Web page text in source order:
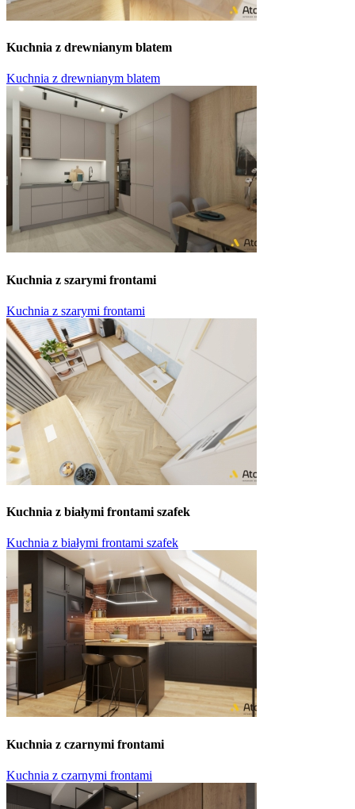
Kuchnia z drewnianym blatem
Kuchnia z drewnianym blatem
Kuchnia z szarymi frontami
Kuchnia z szarymi frontami
Kuchnia z białymi frontami szafek
Kuchnia z białymi frontami szafek
Kuchnia z czarnymi frontami
Kuchnia z czarnymi frontami